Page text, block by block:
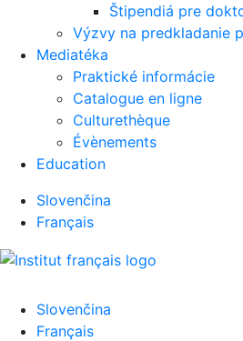
Štipendiá pre
Výzvy na predkladanie
Mediatéka
Praktické informácie
Catalogue en ligne
Culturethèque
Évènements
Education
Slovenčina
Français
Slovenčina
Français